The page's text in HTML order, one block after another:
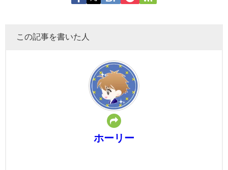
この記事を書いた人
ホーリー